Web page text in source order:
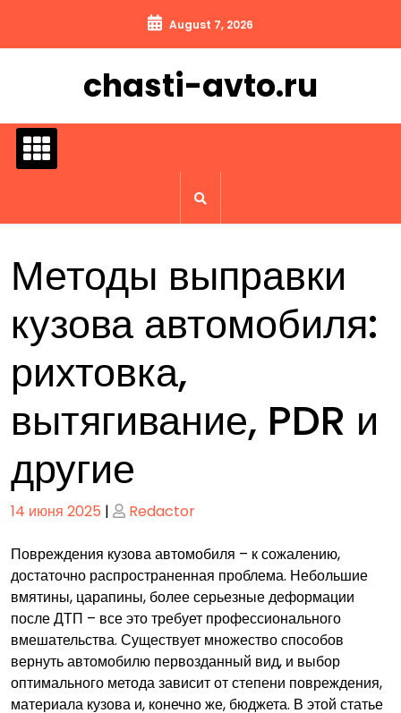
содержимому
August 7, 2026
chasti-avto.ru
Методы выправки
кузова автомобиля:
рихтовка,
вытягивание, PDR и
другие
Опубликовано
14 июня 2025 | Опубликовано
Redactor
Повреждения кузова автомобиля – к сожалению,
достаточно распространенная проблема. Небольшие
вмятины, царапины, более серьезные деформации
после ДТП – все это требует профессионального
вмешательства. Существует множество способов
вернуть автомобилю первозданный вид, и выбор
оптимального метода зависит от степени повреждения,
материала кузова и, конечно же, бюджета. В этой статье